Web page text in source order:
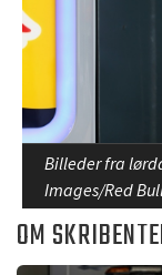
Billeder fra
Images/Red
OM